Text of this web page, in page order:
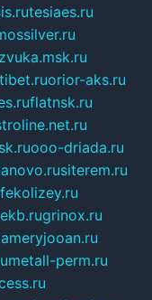
tesiaes.ru
orior-aks.ru
flatnsk.ru
ooo-driada.ru
siterem.ru
grinox.ru
metall-perm.ru